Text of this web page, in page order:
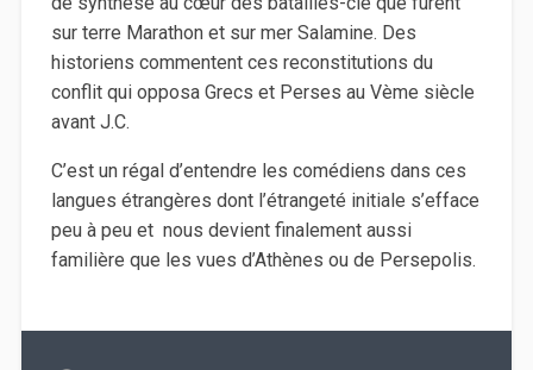
sur terre Marathon et sur mer Salamine. Des
historiens commentent ces reconstitutions du
conflit qui opposa Grecs et Perses au Vème siècle
avant J.C.
C’est un régal d’entendre les comédiens dans ces
langues étrangères dont l’étrangeté initiale s’efface
peu à peu et nous devient finalement aussi
familière que les vues d’Athènes ou de Persepolis.